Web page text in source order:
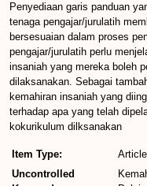
Penyediaan garis panduan
tenaga pengajar/jurulatih
bersesuaian dalam proses
pengajar/jurulatih perlu
insaniah yang mereka boleh
dilaksanakan. Sebagai
kemahiran insaniah yang
terhadap apa yang telah
kokurikulum dilksanakan
Item Type:
Article
Uncontrolled